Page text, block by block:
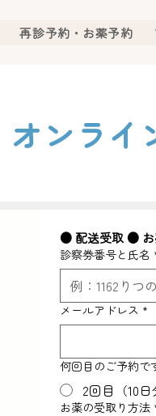
再診予約・お薬予約
オンライ
● 配送受取 ● お
診察券番号と氏名
メールアドレス *
何回目のご予約で
2回目（10日
お薬の受取り方法